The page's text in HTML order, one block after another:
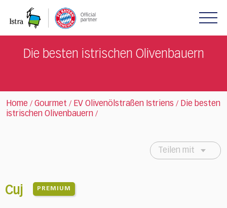
note:
includesDie besten istrischen Olivenbauern
Home / Gourmet / EV Olivenölstraßen Istriens / Die besten
istrischen Olivenbauern /
Teilen mit
Cuj PREMIUM